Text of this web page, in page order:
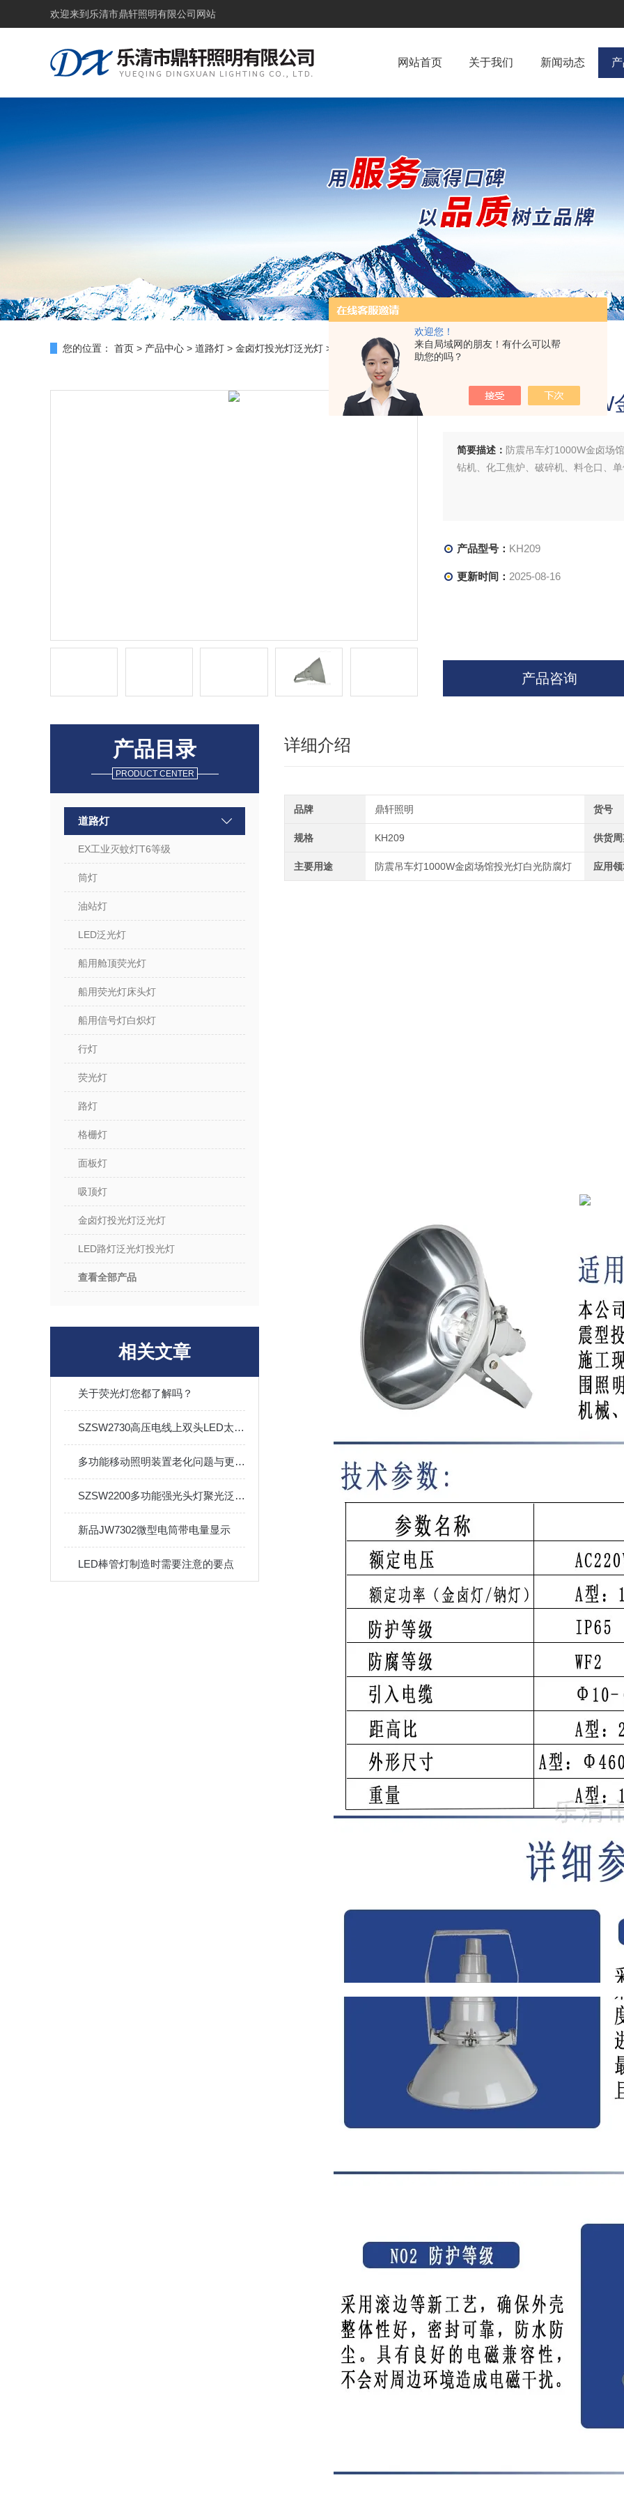
欢迎您！
来自局域网的朋友！有什么可以帮
助您的吗？
欢迎来到 乐清市鼎轩照明有限公司网站
网站首页 关于我们 新闻动态
您的位置： 首页 > 产品中心 > 道路灯 > 金卤灯投光灯泛光灯 > KH209防震吊车灯1000W金卤场馆投光灯白光防腐灯
防震吊车灯
简要描述： 防震吊车灯1000W金卤场
钻机、化工焦炉、破碎机、料仓口、
产品型号： KH209
更新时间： 2025-08-16
产品咨询
产品目录
PRODUCT CENTER
道路灯
EX工业灭蚊灯T6等级
筒灯
油站灯
LED泛光灯
船用舱顶荧光灯
船用荧光灯床头灯
船用信号灯白炽灯
行灯
荧光灯
路灯
格栅灯
面板灯
吸顶灯
金卤灯投光灯泛光灯
LED路灯泛光灯投光灯
查看全部产品
相关文章
关于荧光灯您都了解吗？
SZSW2730高压电线上双头LED太阳能警示灯红色频闪电塔
多功能移动照明装置老化问题与更换策略
SZSW2200多功能强光头灯聚光泛光Tpye-C充电式
新品JW7302微型电筒带电量显示
LED棒管灯制造时需要注意的要点
详细介绍
品牌 鼎轩照明 货号
规格 KH209 供货
主要用途 防震吊车灯1000W金卤场馆投光灯白光防腐灯 应用